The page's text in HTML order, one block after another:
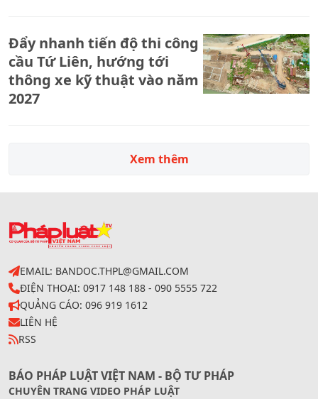
Đẩy nhanh tiến độ thi công
cầu Tứ Liên, hướng tới
thông xe kỹ thuật vào năm
2027
Xem thêm
EMAIL: BANDOC.THPL@GMAIL.COM
ĐIỆN THOẠI: 0917 148 188 - 090 5555 722
QUẢNG CÁO: 096 919 1612
LIÊN HỆ
RSS
BÁO PHÁP LUẬT VIỆT NAM - BỘ TƯ PHÁP
CHUYÊN TRANG VIDEO PHÁP LUẬT